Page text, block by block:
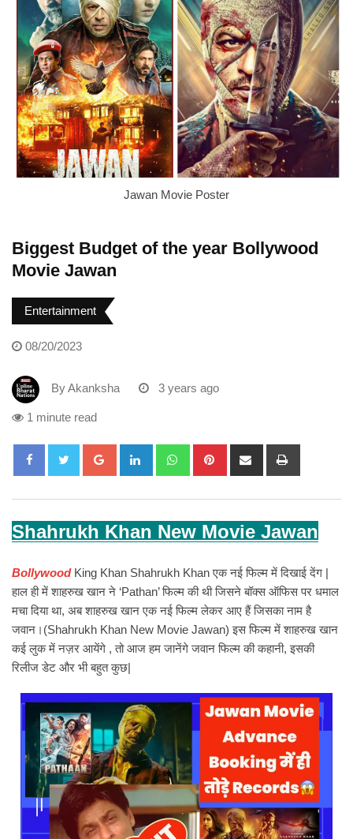
Jawan Movie Poster
Biggest Budget of the year Bollywood
Movie Jawan
Entertainment
08/20/2023
ByAkanksha 3 years ago
1 minute read
Google+ LinkedIn WhatsappPinterest Share
Shahrukh Khan New Movie Jawan
BollywoodKing Khan Shahrukh Khan एक नई फिल्म में दिखाई देंग |
हाल ही में शाहरुख खान ने ‘Pathan’ फिल्म की थी जिसने बॉक्स ऑफिस पर धमाल
मचा दिया था, अब शाहरुख खान एक नई फिल्म लेकर आए हैं जिसका नाम है
जवान।(Shahrukh Khan New Movie Jawan) इस फिल्म में शाहरुख खान
कई लुक में नज़र आयेंगे , तो आज हम जानेंगे जवान फिल्म की कहानी, इसकी
रिलीज डेट और भी बहुत कुछ|